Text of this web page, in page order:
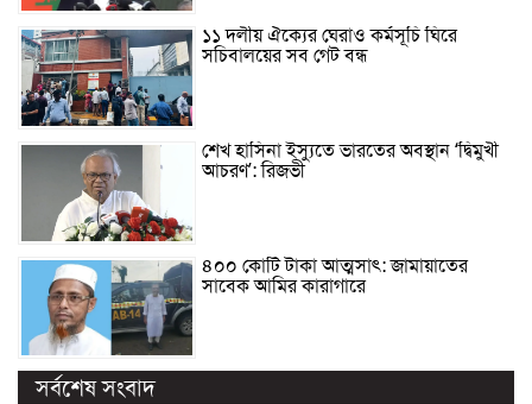
১১ দলীয় ঐক্যের ঘেরাও কর্মসূচি ঘিরে
সচিবালয়ের সব গেট বন্ধ
শেখ হাসিনা ইস্যুতে ভারতের অবস্থান ‘দ্বিমুখী
আচরণ’: রিজভী
৪০০ কোটি টাকা আত্মসাৎ: জামায়াতের
সাবেক আমির কারাগারে
সর্বশেষ সংবাদ